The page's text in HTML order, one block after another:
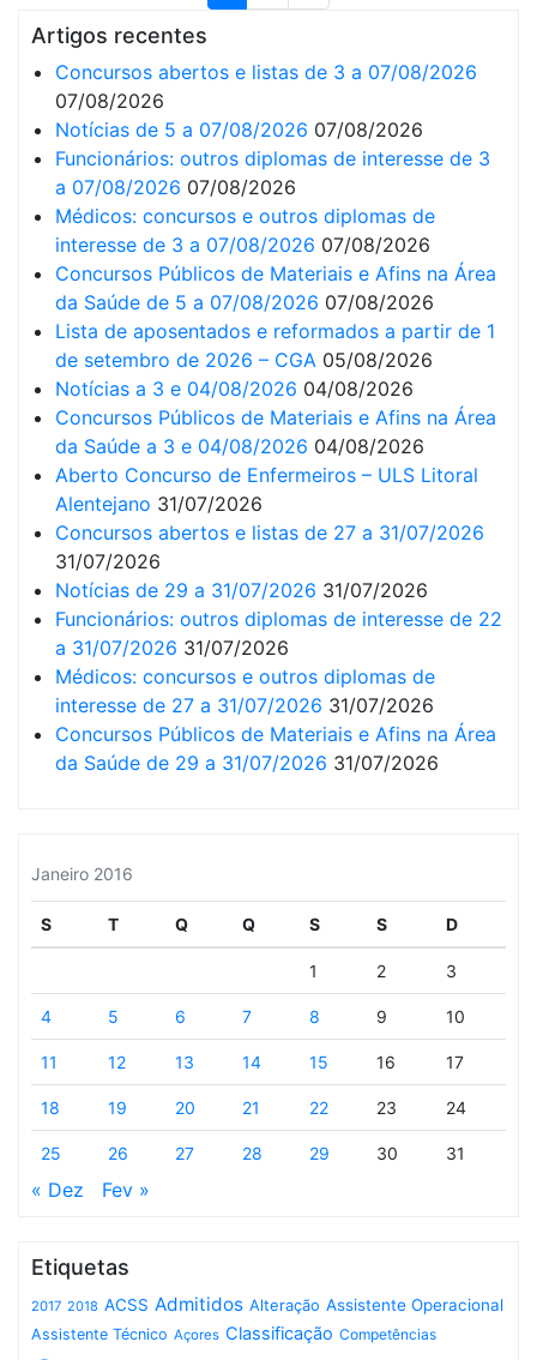
Artigos recentes
Concursos abertos e listas de 3 a 07/08/2026
07/08/2026
Notícias de 5 a 07/08/2026 07/08/2026
Funcionários: outros diplomas de interesse de 3
a 07/08/2026 07/08/2026
Médicos: concursos e outros diplomas de
interesse de 3 a 07/08/2026 07/08/2026
Concursos Públicos de Materiais e Afins na Área
da Saúde de 5 a 07/08/2026 07/08/2026
Lista de aposentados e reformados a partir de 1
de setembro de 2026 – CGA 05/08/2026
Notícias a 3 e 04/08/2026 04/08/2026
Concursos Públicos de Materiais e Afins na Área
da Saúde a 3 e 04/08/2026 04/08/2026
Aberto Concurso de Enfermeiros – ULS Litoral
Alentejano 31/07/2026
Concursos abertos e listas de 27 a 31/07/2026
31/07/2026
Notícias de 29 a 31/07/2026 31/07/2026
Funcionários: outros diplomas de interesse de 22
a 31/07/2026 31/07/2026
Médicos: concursos e outros diplomas de
interesse de 27 a 31/07/2026 31/07/2026
Concursos Públicos de Materiais e Afins na Área
da Saúde de 29 a 31/07/2026 31/07/2026
Janeiro 2016
S T Q Q S S D
1 2 3
4 5 6 7 8 9 10
11 12 13 14 15 16 17
18 19 20 21 22 23 24
25 26 27 28 29 30 31
« Dez Fev »
Etiquetas
2017 2018 ACSS Admitidos Alteração Assistente Operacional
Assistente Técnico Açores Classificação Competências